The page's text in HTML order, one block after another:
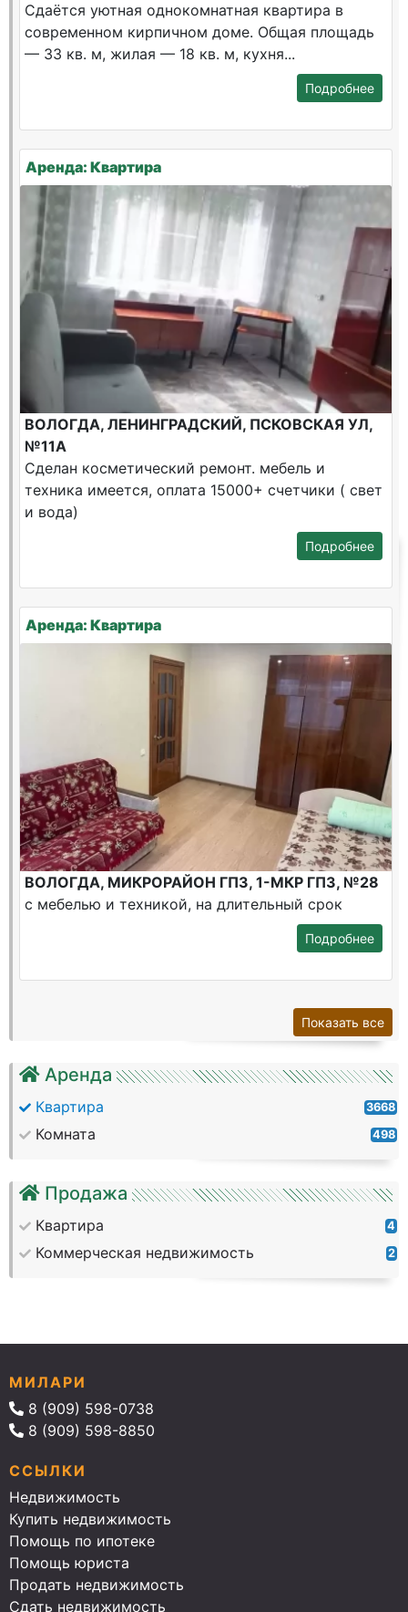
Аренда
Квартира 3668
Комната 498
Продажа
Квартира 4
Коммерческая недвижимость 2
Сдаётся уютная однокомнатная квартира в
современном кирпичном доме. Общая площадь
— 33 кв. м, жилая — 18 кв. м, кухня...
Подробнее
Аренда: Квартира
ВОЛОГДА, ЛЕНИНГРАДСКИЙ, ПСКОВСКАЯ УЛ,
№11А
Сделан косметический ремонт. мебель и
техника имеется, оплата 15000+ счетчики ( свет
и вода)
Подробнее
Аренда: Квартира
ВОЛОГДА, МИКРОРАЙОН ГПЗ, 1-МКР ГПЗ, №28
с мебелью и техникой, на длительный срок
Подробнее
Показать все
МИЛАРИ
8 (909) 598-0738
8 (909) 598-8850
ССЫЛКИ
Недвижимость
Купить недвижимость
Помощь по ипотеке
Помощь юриста
Продать недвижимость
Сдать недвижимость